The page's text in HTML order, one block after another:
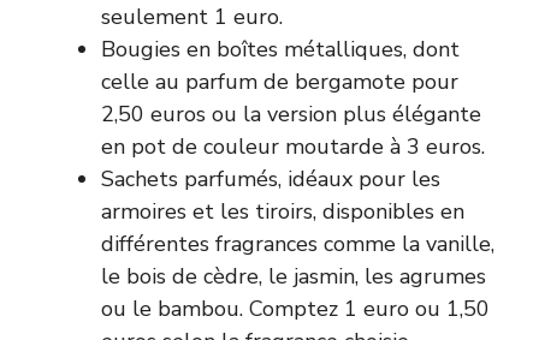
seulement 1 euro.
Bougies en boîtes métalliques, dont
celle au parfum de bergamote pour
2,50 euros ou la version plus élégante
en pot de couleur moutarde à 3 euros.
Sachets parfumés, idéaux pour les
armoires et les tiroirs, disponibles en
différentes fragrances comme la vanille,
le bois de cèdre, le jasmin, les agrumes
ou le bambou. Comptez 1 euro ou 1,50